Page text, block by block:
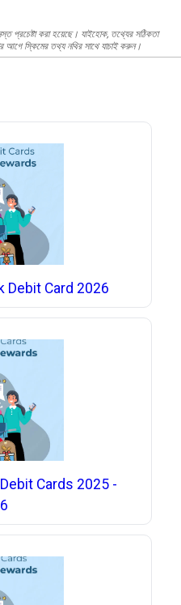
প্রচেষ্টা করা হয়েছে। যাইহোক, তথ্যের সঠিকতা
আগে স্কিমের তথ্য নথির সাথে যাচাই করুন।
Debit Card 2026
Cards 2025 -